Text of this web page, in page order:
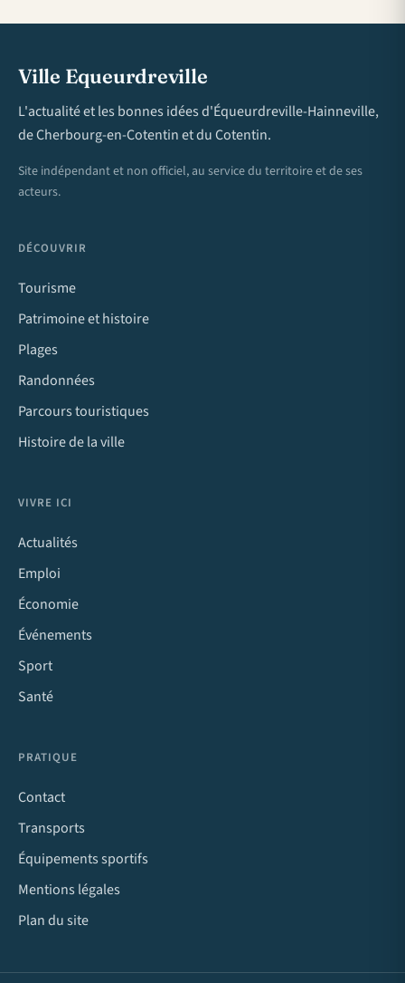
Ville Equeurdreville
L'actualité et les bonnes idées d'Équeurdreville-Hainneville,
de Cherbourg-en-Cotentin et du Cotentin.
Site indépendant et non officiel, au service du territoire et de ses
acteurs.
DÉCOUVRIR
Tourisme
Patrimoine et histoire
Plages
Randonnées
Parcours touristiques
Histoire de la ville
VIVRE ICI
Actualités
Emploi
Économie
Événements
Sport
Santé
PRATIQUE
Contact
Transports
Équipements sportifs
Mentions légales
Plan du site